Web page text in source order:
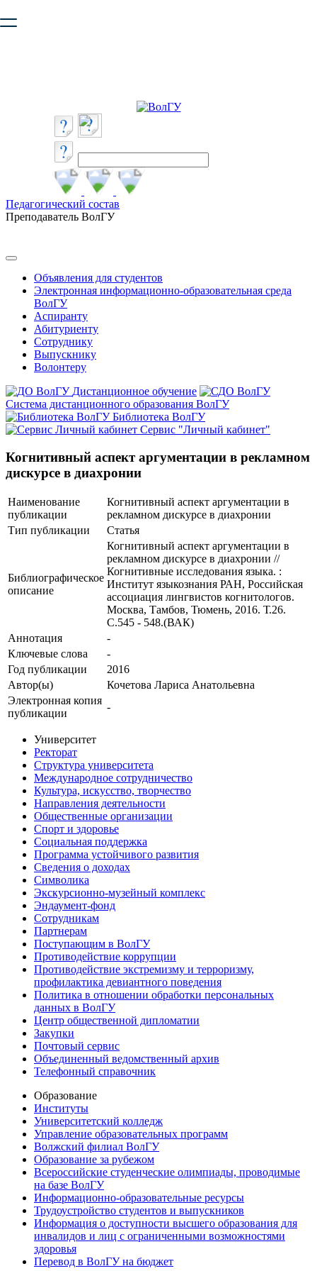
безопасную работу с сайтом. Пожалуйста
Педагогический состав
Преподаватель ВолГУ
Объявления для студентов
Электронная информационно-образовательная среда
ВолГУ
Аспиранту
Абитуриенту
Сотруднику
Выпускнику
Волонтеру
Дистанционное обучение
Система дистанционного образования ВолГУ
Библиотека ВолГУ
Сервис "Личный кабинет"
Когнитивный аспект аргументации в рекламном
дискурсе в диахронии
Наименование
публикации
Когнитивный аспект аргументации в
рекламном дискурсе в диахронии
Тип публикации
Статья
Библиографическое
описание
Когнитивный аспект аргументации в
рекламном дискурсе в диахронии //
Когнитивные исследования языка. :
Институт языкознания РАН, Российская
ассоциация лингвистов когнитологов.
Москва, Тамбов, Тюмень, 2016. Т.26.
С.545 - 548.(ВАК)
Аннотация
-
Ключевые cлова
-
Год публикации
2016
Автор(ы)
Кочетова Лариса Анатольевна
Электронная копия
публикации
-
Университет
Ректорат
Структура университета
Международное сотрудничество
Культура, искусство, творчество
Направления деятельности
Общественные организации
Спорт и здоровье
Социальная поддержка
Программа устойчивого развития
Сведения о доходах
Символика
Экскурсионно-музейный комплекс
Эндаумент-фонд
Сотрудникам
Партнерам
Поступающим в ВолГУ
Противодействие коррупции
Противодействие экстремизму и терроризму,
профилактика девиантного поведения
Политика в отношении обработки персональных
данных в ВолГУ
Центр общественной дипломатии
Закупки
Почтовый сервис
Объединенный ведомственный архив
Телефонный справочник
Образование
Институты
Университетский колледж
Управление образовательных программ
Волжский филиал ВолГУ
Образование за рубежом
Всероссийские студенческие олимпиады, проводимые
на базе ВолГУ
Информационно-образовательные ресурсы
Трудоустройство студентов и выпускников
Информация о доступности высшего образования для
инвалидов и лиц с ограниченными возможностями
здоровья
Перевод в ВолГУ на бюджет